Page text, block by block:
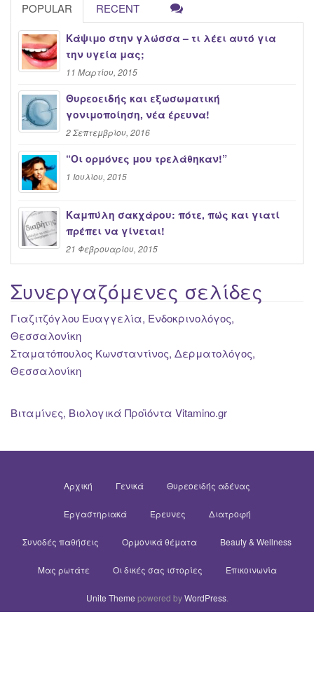
POPULAR RECENT
Κάψιμο στην γλώσσα – τι λέει αυτό για
την υγεία μας;
11 Μαρτίου, 2015
Θυρεοειδής και εξωσωματική
γονιμοποίηση, νέα έρευνα!
2 Σεπτεμβρίου, 2016
“Oι ορμόνες μου τρελάθηκαν!”
1 Ιουλίου, 2015
Καμπύλη σακχάρου: πότε, πώς και γιατί
πρέπει να γίνεται!
21 Φεβρουαρίου, 2015
Συνεργαζόμενες σελίδες
Γιαζιτζόγλου Ευαγγελία, Ενδοκρινολόγος,
Θεσσαλονίκη
Σταματόπουλος Κωνσταντίνος, Δερματολόγος,
Θεσσαλονίκη
Βιταμίνες, Βιολογικά Προϊόντα Vitamino.gr
Αρχική Γενικά Θυρεοειδής αδένας
Εργαστηριακά Έρευνες Διατροφή
Συνοδές παθήσεις Ορμονικά θέματα Beauty & Wellness
Μας ρωτάτε Οι δικές σας ιστορίες Επικοινωνία
Unite Theme powered byWordPress.